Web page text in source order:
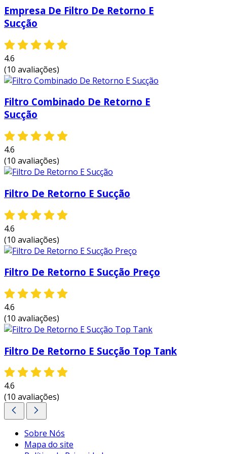
industriais. entre os benefícios destacam-se:
risco de danos à bomba e outros
redução de custos: com a proteção
adequada, a manutenção e as trocas de
peças se tornam menos frequentes,
gerando economia a longo prazo.
melhoria da performance:
que o fluido esteja limpo, o sistema
resultando em melhor desempenho.
modelos são projetados para fácil
integração com sistemas existentes.
essas vantagens mostram como a inclusão de
um filtro de sucção pode ser benéfica, tanto em
economia. investir em filtros de sucção
hidráulica é uma decisão inteligente para
qualquer indústria que busca melhorar o
desempenho de seus sistemas.
entre em contato e solicite um orçamento
Empresa De Filtro De Retorno E
Sucção
4.6
(10 avaliações)
Filtro Combinado De Retorno E
Sucção
4.6
(10 avaliações)
Filtro De Retorno E Sucção
4.6
(10 avaliações)
Filtro De Retorno E Sucção Preço
4.6
(10 avaliações)
Filtro De Retorno E Sucção Top Tank
4.6
(10 avaliações)
Sobre Nós
Mapa do site